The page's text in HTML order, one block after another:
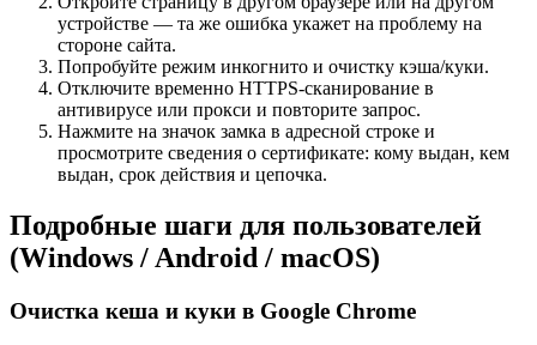
устройстве — та же ошибка укажет на проблему на
стороне сайта.
Попробуйте режим инкогнито и очистку кэша/куки.
Отключите временно HTTPS‑сканирование в
антивирусе или прокси и повторите запрос.
Нажмите на значок замка в адресной строке и
просмотрите сведения о сертификате: кому выдан, кем
выдан, срок действия и цепочка.
Подробные шаги для пользователей
(Windows / Android / macOS)
Очистка кеша и куки в Google Chrome